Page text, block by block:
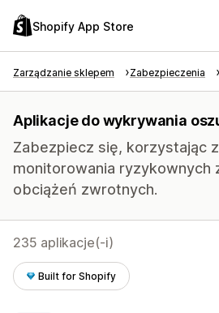
Shopify App Store
Zarządzanie sklepem Zabezpieczenia
Aplikacje do wykrywania
Zabezpiecz się, korzystając
monitorowania ryzykownych
obciążeń zwrotnych.
235 aplikacje(-i)
Built for Shopify